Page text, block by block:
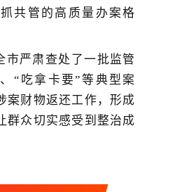
共管的高质量办案格
市严肃查处了一批监管
“吃拿卡要”等典型案
案财物返还工作，形成
群众切实感受到整治成